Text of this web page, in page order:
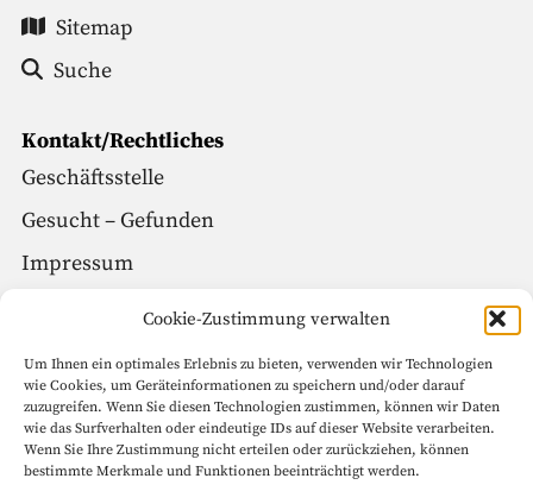
Cookie-Zustimmung verwalten
Um Ihnen ein optimales Erlebnis zu bieten, verwenden wir Technologien
wie Cookies, um Geräteinformationen zu speichern und/oder darauf
zuzugreifen. Wenn Sie diesen Technologien zustimmen, können wir Daten
wie das Surfverhalten oder eindeutige IDs auf dieser Website verarbeiten.
Wenn Sie Ihre Zustimmung nicht erteilen oder zurückziehen, können
bestimmte Merkmale und Funktionen beeinträchtigt werden.
Sitemap
Suche
Kontakt/Rechtliches
Geschäftsstelle
Gesucht – Gefunden
Impressum
Social Media
Facebook
Instagram